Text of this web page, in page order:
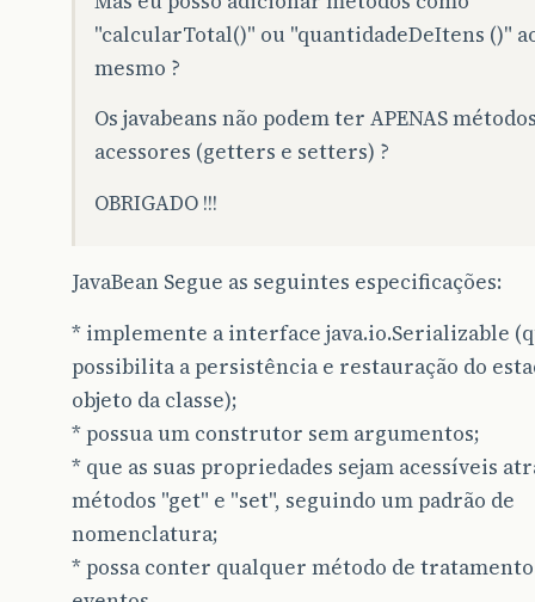
"calcularTotal()" ou "quantidadeDeItens ()"
mesmo ?
Os javabeans não podem ter APENAS
acessores (getters e setters) ?
OBRIGADO !!!
JavaBean Segue as seguintes especificações:
* implemente a interface java.io.Serializable
possibilita a persistência e restauração do
objeto da classe);
* possua um construtor sem argumentos;
* que as suas propriedades sejam acessíveis
métodos "get" e "set", seguindo um padrão de
nomenclatura;
* possa conter qualquer método de